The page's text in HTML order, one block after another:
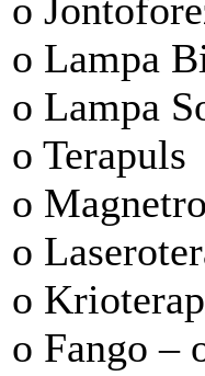
o
o Lampa
o Lampa
o Terapuls
o
o
o
o Fango –